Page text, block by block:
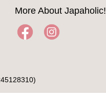
More About Japaholic!